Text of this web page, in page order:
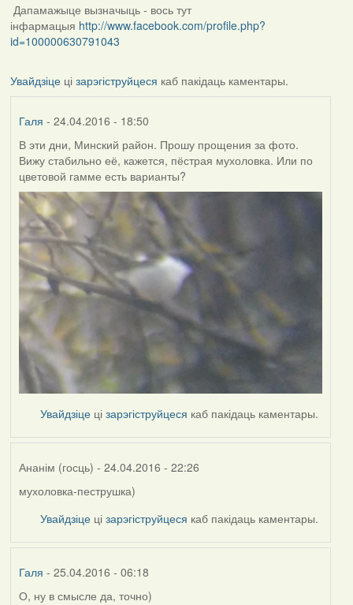
Дапамажыце вызначыць - вось тут
інфармацыя http://www.facebook.com/profile.php?
id=100000630791043
Увайдзіцеці зарэгіструйцеся каб пакідаць каментары.
Галя - 24.04.2016 - 18:50
В эти дни, Минский район. Прошу прощения за фото.
Вижу стабильно её, кажется, пёстрая мухоловка. Или по
цветовой гамме есть варианты?
Увайдзіце цізарэгіструйцеся каб пакідаць каментары.
Ананім (госць) - 24.04.2016 - 22:26
мухоловка-пеструшка)
Увайдзіце цізарэгіструйцеся каб пакідаць каментары.
Галя - 25.04.2016 - 06:18
О, ну в смысле да, точно)